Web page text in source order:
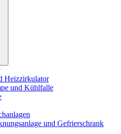
Heizzirkulator
und Kühlfalle
und Gefrierschrank